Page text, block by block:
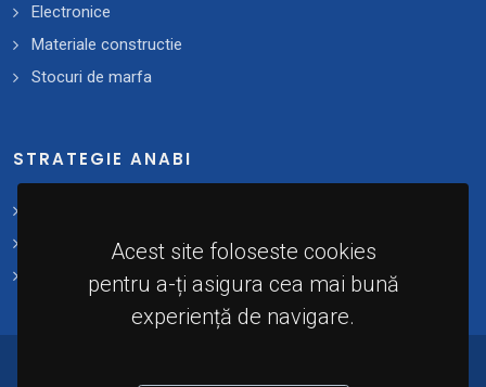
Acest site foloseste cookies
pentru a-ți asigura cea mai bună
experiență de navigare.
Electronice
Materiale constructie
Stocuri de marfa
STRATEGIE ANABI
Plan 2021 - 2025
Implementare